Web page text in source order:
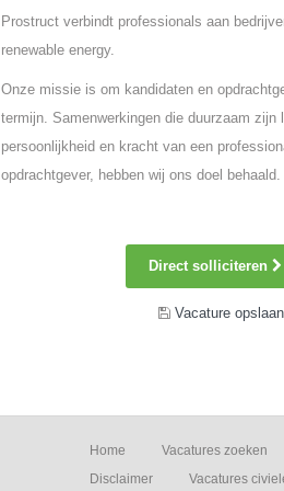
Prostruct verbindt professionals aan
renewable energy.
Onze missie is om kandidaten en
termijn. Samenwerkingen die duurzaam
persoonlijkheid en kracht van een
opdrachtgever, hebben wij ons doel behaald.
Direct solliciteren
Vacature opslaan
Home Vacatures zoeken
Disclaimer
Vacatures